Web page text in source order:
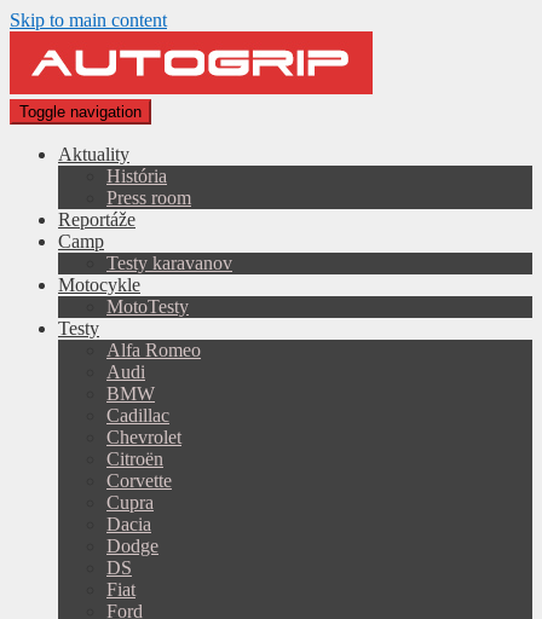
Skip to main content
Toggle navigation
Aktuality
História
Press room
Reportáže
Camp
Testy karavanov
Motocykle
MotoTesty
Testy
Alfa Romeo
Audi
BMW
Cadillac
Chevrolet
Citroën
Corvette
Cupra
Dacia
Dodge
DS
Fiat
Ford